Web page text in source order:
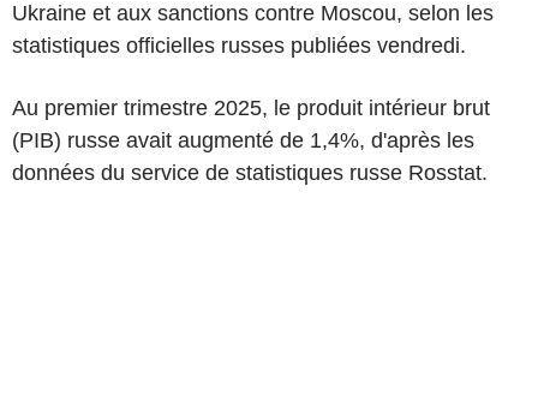
Ukraine et aux sanctions contre Moscou, selon les
statistiques officielles russes publiées vendredi.
Au premier trimestre 2025, le produit intérieur brut
(PIB) russe avait augmenté de 1,4%, d'après les
données du service de statistiques russe Rosstat.